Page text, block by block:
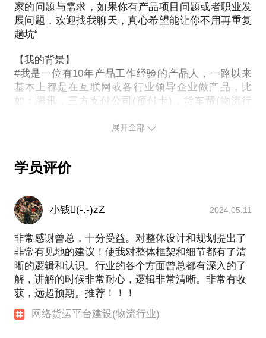
家的问题与需求，如果你有产品项目问题或者职业发
展问题，欢迎找我聊天，真心希望能让你不用再重复
趟坑“
【我的背景】
#我是一位有10年产品工作经验的产品人，一路以来
基本上都是在互联网或各行业领导企业做产品，比
如：腾讯，三方支付公司(预付卡)，货车帮(物流行
商业产品(产品专家&产品总监)
物流领域很了解，对物流运输领域的产品 “网络货
运”，“TMS”，“车载IOT平台(管车，管在途等)”等很熟
悉。
展开全部
学员评价
小钱(-.-)zZ 2024.05.11
非常感谢曾总，十分受益。对整体设计和规划提出了
非常有见地的建议！使我对整体框架和细节都有了清
晰的逻辑和认识。行业的各个方面曾总都有深入的了
解，讲解的时候非常耐心，逻辑非常清晰。非常有收
获，远超预期。推荐！！！
网络货运平台建设(物流行业)